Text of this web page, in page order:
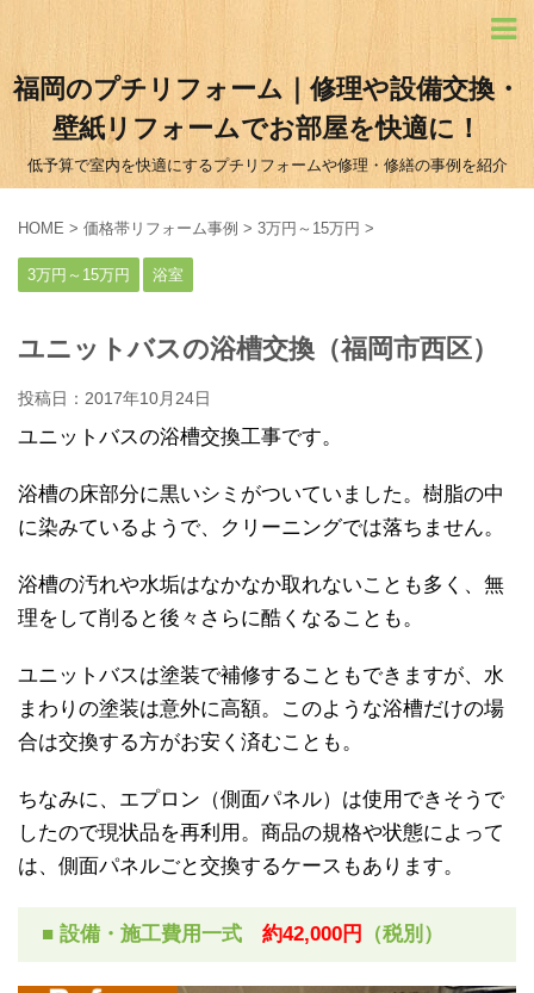
福岡のプチリフォーム｜修理や設備交換・
壁紙リフォームでお部屋を快適に！
低予算で室内を快適にするプチリフォームや修理・修繕の事例を紹介
HOME > 価格帯リフォーム事例 > 3万円～15万円 >
3万円～15万円 浴室
ユニットバスの浴槽交換（福岡市西区）
投稿日： 2017年10月24日
ユニットバスの浴槽交換工事です。
浴槽の床部分に黒いシミがついていました。樹脂の中
に染みているようで、クリーニングでは落ちません。
浴槽の汚れや水垢はなかなか取れないことも多く、無
理をして削ると後々さらに酷くなることも。
ユニットバスは塗装で補修することもできますが、水
まわりの塗装は意外に高額。このような浴槽だけの場
合は交換する方がお安く済むことも。
ちなみに、エプロン（側面パネル）は使用できそうで
したので現状品を再利用。商品の規格や状態によって
は、側面パネルごと交換するケースもあります。
■ 設備・施工費用一式 約42,000円 （税別）